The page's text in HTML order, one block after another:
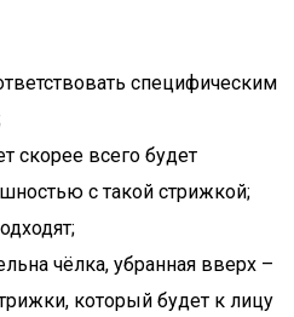
специфическим
скорее всего будет
с такой стрижкой;
чёлка, убранная вверх –
который будет к лицу